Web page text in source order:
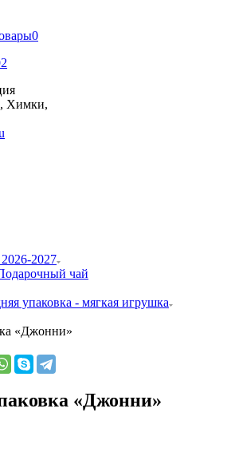
0
Химки,
2027
чай
упаковка - мягкая игрушка
«Джонни»
«Джонни»